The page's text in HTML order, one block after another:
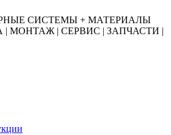
СИСТЕМЫ + МАТЕРИАЛЫ
| МОНТАЖ | СЕРВИС | ЗАПЧАСТИ |